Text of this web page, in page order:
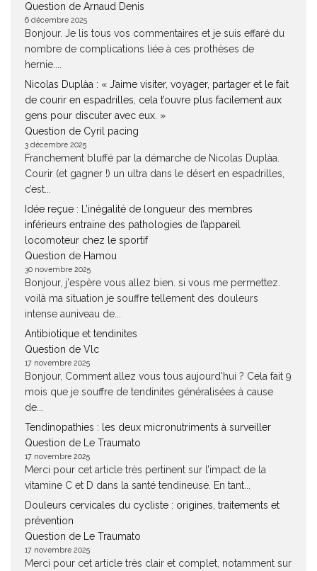
Question de Arnaud Denis
6 décembre 2025
Bonjour. Je lis tous vos commentaires et je suis effaré du
nombre de complications liée à ces prothèses de
hernie....
Nicolas Duplàa : « J’aime visiter, voyager, partager et le fait
de courir en espadrilles, cela t’ouvre plus facilement aux
gens pour discuter avec eux. »
Question de Cyril pacing
3 décembre 2025
Franchement bluffé par la démarche de Nicolas Duplàa.
Courir (et gagner !) un ultra dans le désert en espadrilles,
c’est...
Idée reçue : L’inégalité de longueur des membres
inférieurs entraine des pathologies de l’appareil
locomoteur chez le sportif
Question de Hamou
30 novembre 2025
Bonjour, j'espère vous allez bien. si vous me permettez.
voilà ma situation je souffre tellement des douleurs
intense auniveau de...
Antibiotique et tendinites
Question de Vlc
17 novembre 2025
Bonjour, Comment allez vous tous aujourd'hui ? Cela fait 9
mois que je souffre de tendinites généralisées à cause
de...
Tendinopathies : les deux micronutriments à surveiller
Question de Le Traumato
17 novembre 2025
Merci pour cet article très pertinent sur l’impact de la
vitamine C et D dans la santé tendineuse. En tant...
Douleurs cervicales du cycliste : origines, traitements et
prévention
Question de Le Traumato
17 novembre 2025
Merci pour cet article très clair et complet, notamment sur